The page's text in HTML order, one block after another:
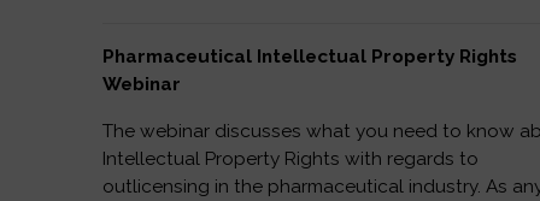
Pharmaceutical Intellectual Property Rights
Webinar
The webinar discusses what you need to know
Intellectual Property Rights with regards to
outlicensing in the pharmaceutical industry. As